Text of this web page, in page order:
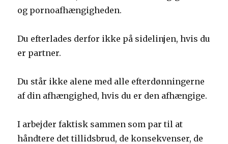
og pornoafhængigheden.
Du efterlades derfor ikke på sidelinjen, hvis du
er partner.
Du står ikke alene med alle efterdønningerne
af din afhængighed, hvis du er den afhængige.
I arbejder faktisk sammen som par til at
håndtere det tillidsbrud, de konsekvenser, de